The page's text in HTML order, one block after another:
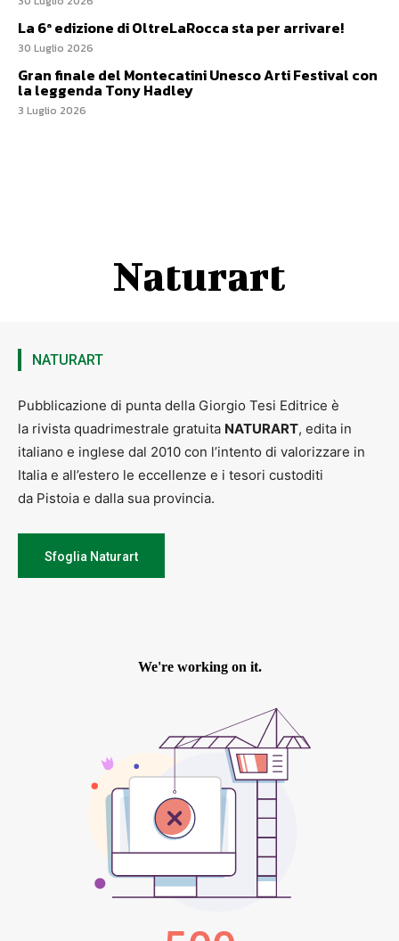
La 6ª edizione di OltreLaRocca sta per arrivare!
30 Luglio 2026
Gran finale del Montecatini Unesco Arti Festival con
la leggenda Tony Hadley
3 Luglio 2026
Naturart
NATURART
Pubblicazione di punta della Giorgio Tesi Editrice è
la rivista quadrimestrale gratuita NATURART, edita in
italiano e inglese dal 2010 con l’intento di valorizzare in
Italia e all’estero le eccellenze e i tesori custoditi
da Pistoia e dalla sua provincia.
Sfoglia Naturart